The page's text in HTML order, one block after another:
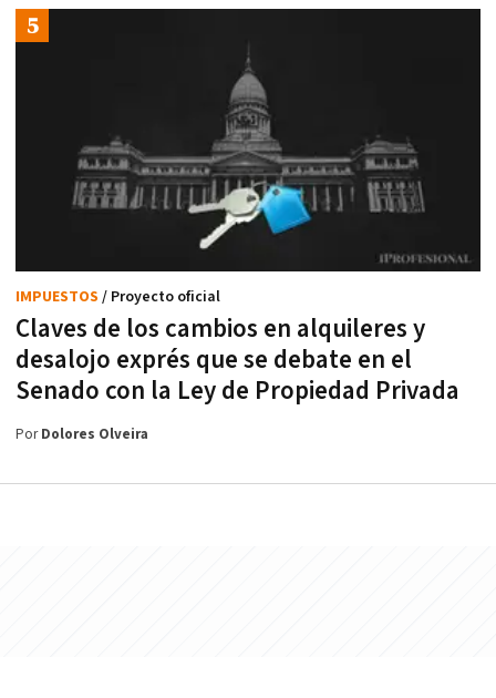
Claves de los cambios en alquileres y
desalojo exprés que se debate en el
Senado con la Ley de Propiedad Privada
IMPUESTOS / Proyecto oficial
PorDolores Olveira